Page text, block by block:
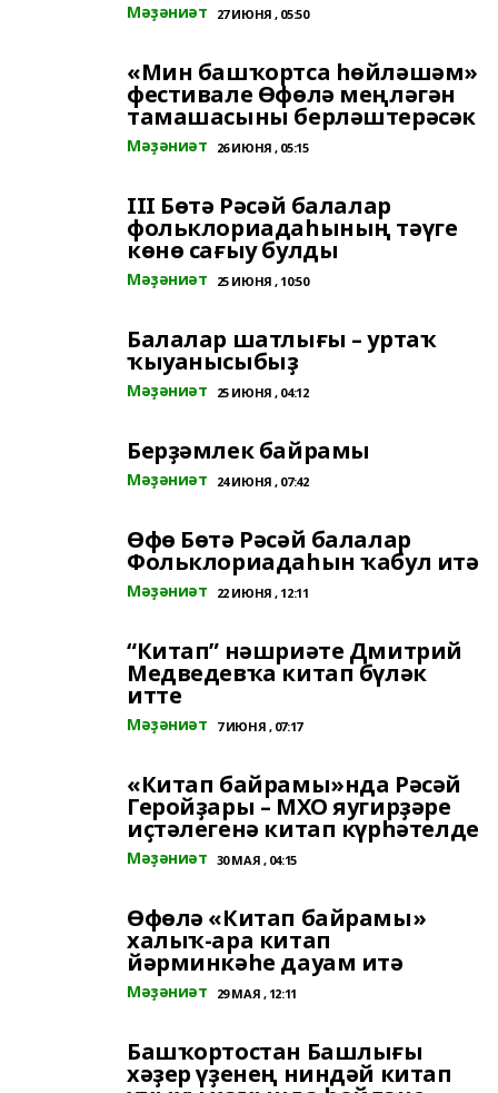
Мәҙәниәт 27 ИЮНЯ , 05:50
«Мин башҡортса һөйләшәм»
фестивале Өфөлә меңләгән
тамашасыны берләштерәсәк
Мәҙәниәт 26 ИЮНЯ , 05:15
III Бөтә Рәсәй балалар
фольклориадаһының тәүге
көнө сағыу булды
Мәҙәниәт 25 ИЮНЯ , 10:50
Балалар шатлығы – уртаҡ
ҡыуанысыбыҙ
Мәҙәниәт 25 ИЮНЯ , 04:12
Берҙәмлек байрамы
Мәҙәниәт 24 ИЮНЯ , 07:42
Өфө Бөтә Рәсәй балалар
Фольклориадаһын ҡабул итә
Мәҙәниәт 22 ИЮНЯ , 12:11
“Китап” нәшриәте Дмитрий
Медведевҡа китап бүләк
итте
Мәҙәниәт 7 ИЮНЯ , 07:17
«Китап байрамы»нда Рәсәй
Геройҙары – МХО яугирҙәре
иҫтәлегенә китап күрһәтелде
Мәҙәниәт 30 МАЯ , 04:15
Өфөлә «Китап байрамы»
халыҡ-ара китап
йәрминкәһе дауам итә
Мәҙәниәт 29 МАЯ , 12:11
Башҡортостан Башлығы
хәҙер үҙенең ниндәй китап